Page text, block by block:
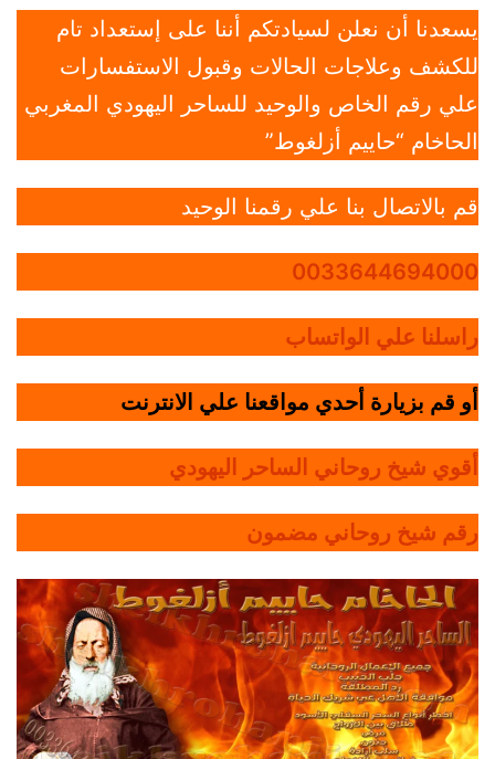
يسعدنا أن نعلن لسيادتكم أننا على إستعداد تام
للكشف وعلاجات الحالات وقبول الاستفسارات
علي رقم الخاص والوحيد للساحر اليهودي المغربي
الحاخام “حاييم أزلغوط”
قم بالاتصال بنا علي رقمنا الوحيد
0033644694000
راسلنا علي الواتساب
أو قم بزيارة أحدي مواقعنا علي الانترنت
أقوي شيخ روحاني الساحر اليهودي
رقم شيخ روحاني مضمون